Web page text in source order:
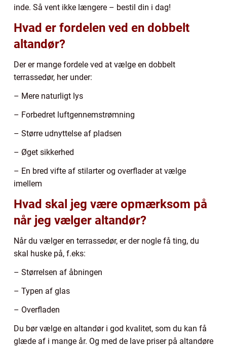
inde. Så vent ikke længere – bestil din i dag!
Hvad er fordelen ved en dobbelt
altandør?
Der er mange fordele ved at vælge en dobbelt
terrassedør, her under:
– Mere naturligt lys
– Forbedret luftgennemstrømning
– Større udnyttelse af pladsen
– Øget sikkerhed
– En bred vifte af stilarter og overflader at vælge
imellem
Hvad skal jeg være opmærksom på
når jeg vælger altandør?
Når du vælger en terrassedør, er der nogle få ting, du
skal huske på, f.eks:
– Størrelsen af åbningen
– Typen af glas
– Overfladen
Du bør vælge en altandør i god kvalitet, som du kan få
glæde af i mange år. Og med de lave priser på altandøre